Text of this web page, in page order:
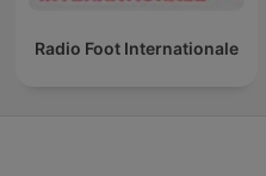
Radio Foot Internationale